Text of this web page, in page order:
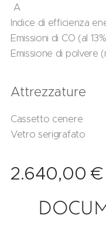
A
Indice di efficienza
Emissioni di CO (al
Emissione di polvere
Attrezzature
Cassetto cenere
Vetro serigrafato
2.640,00 €